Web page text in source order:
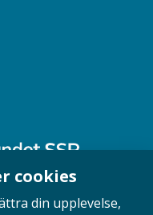
cookies
din upplevelse,